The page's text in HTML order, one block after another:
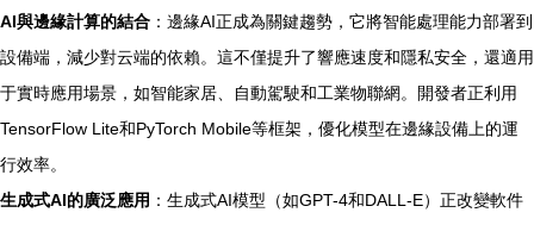
AI與邊緣計算的結合 ：邊緣AI正成為關鍵趨勢，它將智能處理能力部署到
設備端，減少對云端的依賴。這不僅提升了響應速度和隱私安全，還適用
于實時應用場景，如智能家居、自動駕駛和工業物聯網。開發者正利用
TensorFlow Lite和PyTorch Mobile等框架，優化模型在邊緣設備上的運
行效率。
生成式AI的廣泛應用 ：生成式AI模型（如GPT-4和DALL-E）正改變軟件